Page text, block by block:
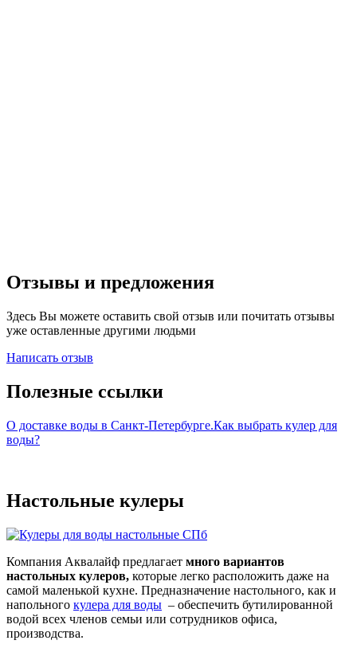
Отзывы и предложения
Здесь Вы можете оставить свой отзыв или почитать отзывы
уже оставленные другими людьми
Написать отзыв
Полезные ссылки
О доставке воды в Санкт-Петербурге.Как выбрать кулер для
воды?
Настольные кулеры
Компания Аквалайф предлагает много вариантов
настольных кулеров, которые легко расположить даже на
самой маленькой кухне. Предназначение настольного, как и
напольного кулера для воды – обеспечить бутилированной
водой всех членов семьи или сотрудников офиса,
производства.